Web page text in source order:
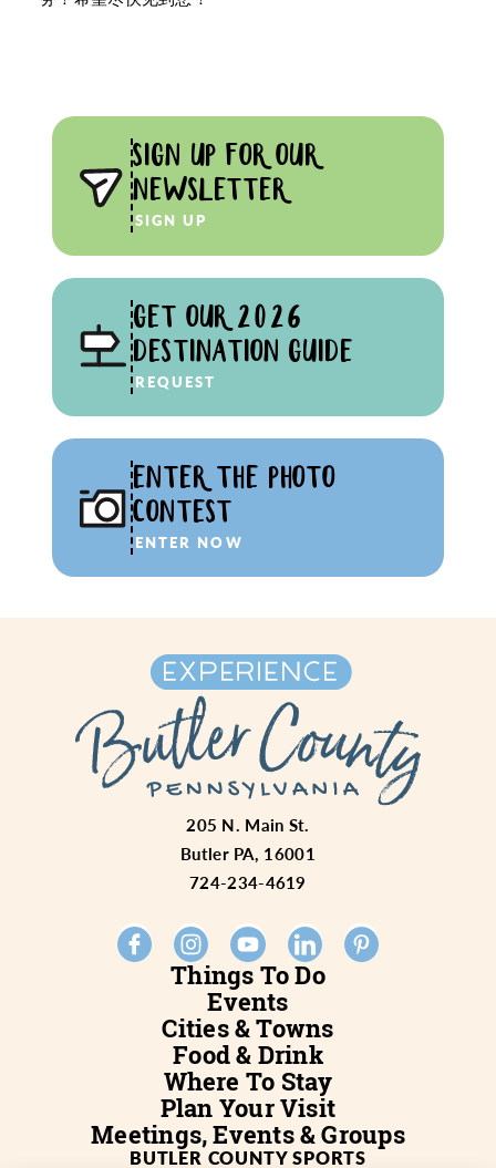
SIGN UP FOR OUR
NEWSLETTER
SIGN UP
GET OUR 2026
DESTINATION GUIDE
REQUEST
ENTER THE PHOTO
CONTEST
ENTER NOW
Things To Do
Events
Cities & Towns
Food & Drink
Where To Stay
Plan Your Visit
Meetings, Events & Groups
205 N. Main St.
Butler PA, 16001
724-234-4619
BUTLER COUNTY SPORTS